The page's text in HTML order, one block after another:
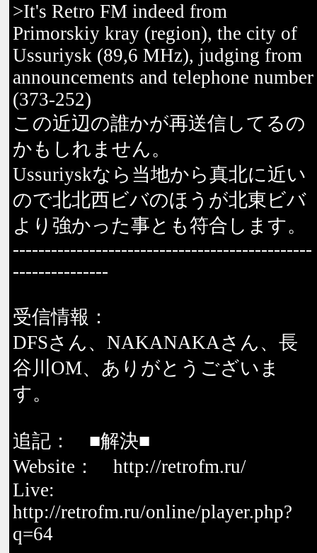
>It's Retro FM indeed from
Primorskiy kray (region), the city of
Ussuriysk (89,6 MHz), judging from
announcements and telephone number
(373-252)
この近辺の誰かが再送信してるの
かもしれません。
Ussuriyskなら当地から真北に近い
ので北北西ビバのほうが北東ビバ
より強かった事とも符合します。
-----------------------------------------------
---------------
受信情報：
DFSさん、NAKANAKAさん、長
谷川OM、ありがとうございま
す。
追記： ■解決■
Website： http://retrofm.ru/
Live:
http://retrofm.ru/online/player.php?
q=64